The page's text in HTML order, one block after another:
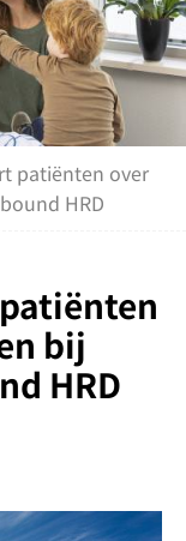
patiënten over
HRD
bij
HRD